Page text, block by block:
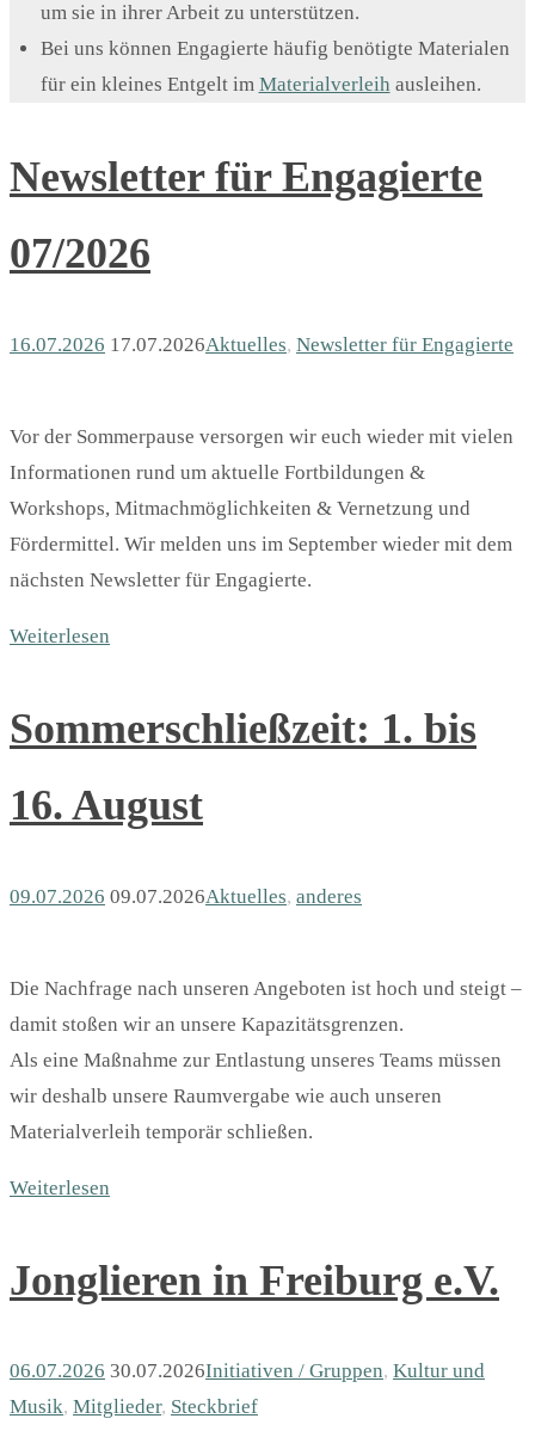
um sie in ihrer Arbeit zu unterstützen.
Bei uns können Engagierte häufig benötigte Materialen
für ein kleines Entgelt im Materialverleih ausleihen.
Newsletter für Engagierte
07/2026
16.07.2026 17.07.2026Aktuelles, Newsletter für Engagierte
Vor der Sommerpause versorgen wir euch wieder mit vielen
Informationen rund um aktuelle Fortbildungen &
Workshops, Mitmachmöglichkeiten & Vernetzung und
Fördermittel. Wir melden uns im September wieder mit dem
nächsten Newsletter für Engagierte.
Weiterlesen
Sommerschließzeit: 1. bis
16. August
09.07.2026 09.07.2026Aktuelles, anderes
Die Nachfrage nach unseren Angeboten ist hoch und steigt –
damit stoßen wir an unsere Kapazitätsgrenzen.
Als eine Maßnahme zur Entlastung unseres Teams müssen
wir deshalb unsere Raumvergabe wie auch unseren
Materialverleih temporär schließen.
Weiterlesen
Jonglieren in Freiburg e.V.
06.07.2026 30.07.2026Initiativen / Gruppen, Kultur und
Musik, Mitglieder, Steckbrief